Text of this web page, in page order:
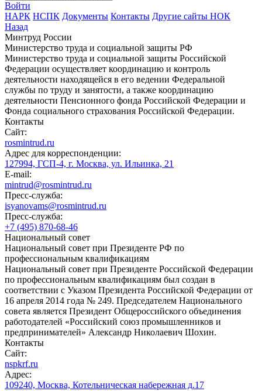
Войти
НАРК НСПК Документы Контакты Другие сайты НОК
Назад
Минтруд России
Министерство труда и социальной защиты РФ
Министерство труда и социальной защиты Российской
Федерации осуществляет координацию и контроль
деятельности находящейся в его ведении Федеральной
службы по труду и занятости, а также координацию
деятельности Пенсионного фонда Российской Федерации и
Фонда социального страхования Российской Федерации.
Контакты
Сайт:
rosmintrud.ru
Адрес для корреспонденции:
127994, ГСП-4, г. Москва, ул. Ильинка, 21
E-mail:
mintrud@rosmintrud.ru
Пресс-служба:
isyanovams@rosmintrud.ru
Пресс-служба:
+7 (495) 870-68-46
Национальный совет
Национальный совет при Президенте РФ по
профессиональным квалификациям
Национальный совет при Президенте Российской Федерации
по профессиональным квалификациям был создан в
соответствии с Указом Президента Российской Федерации от
16 апреля 2014 года № 249. Председателем Национального
совета является Президент Общероссийского объединения
работодателей «Российский союз промышленников и
предпринимателей» Александр Николаевич Шохин.
Контакты
Сайт:
nspkrf.ru
Адрес:
109240, Москва, Котельническая набережная д.17